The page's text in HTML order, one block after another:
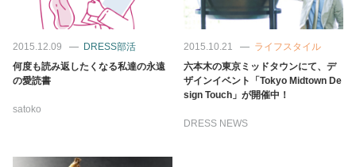
2015.12.09
DRESS部活
何度も読み返したくなる私達の永遠
の愛読書
satoko
2015.10.21
ライフスタイル
六本木の東京ミッドタウンにて、デ
ザインイベント「Tokyo Midtown De
sign Touch」が開催中！
DRESS NEWS